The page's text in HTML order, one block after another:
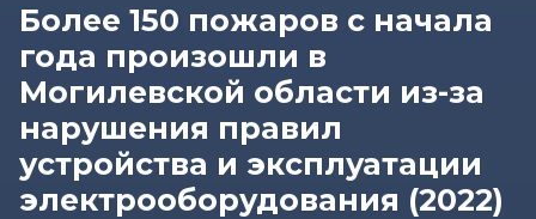
Более 150 пожаров с начала
года произошли в
Могилевской области из-за
нарушения правил
устройства и эксплуатации
электрооборудования (2022)